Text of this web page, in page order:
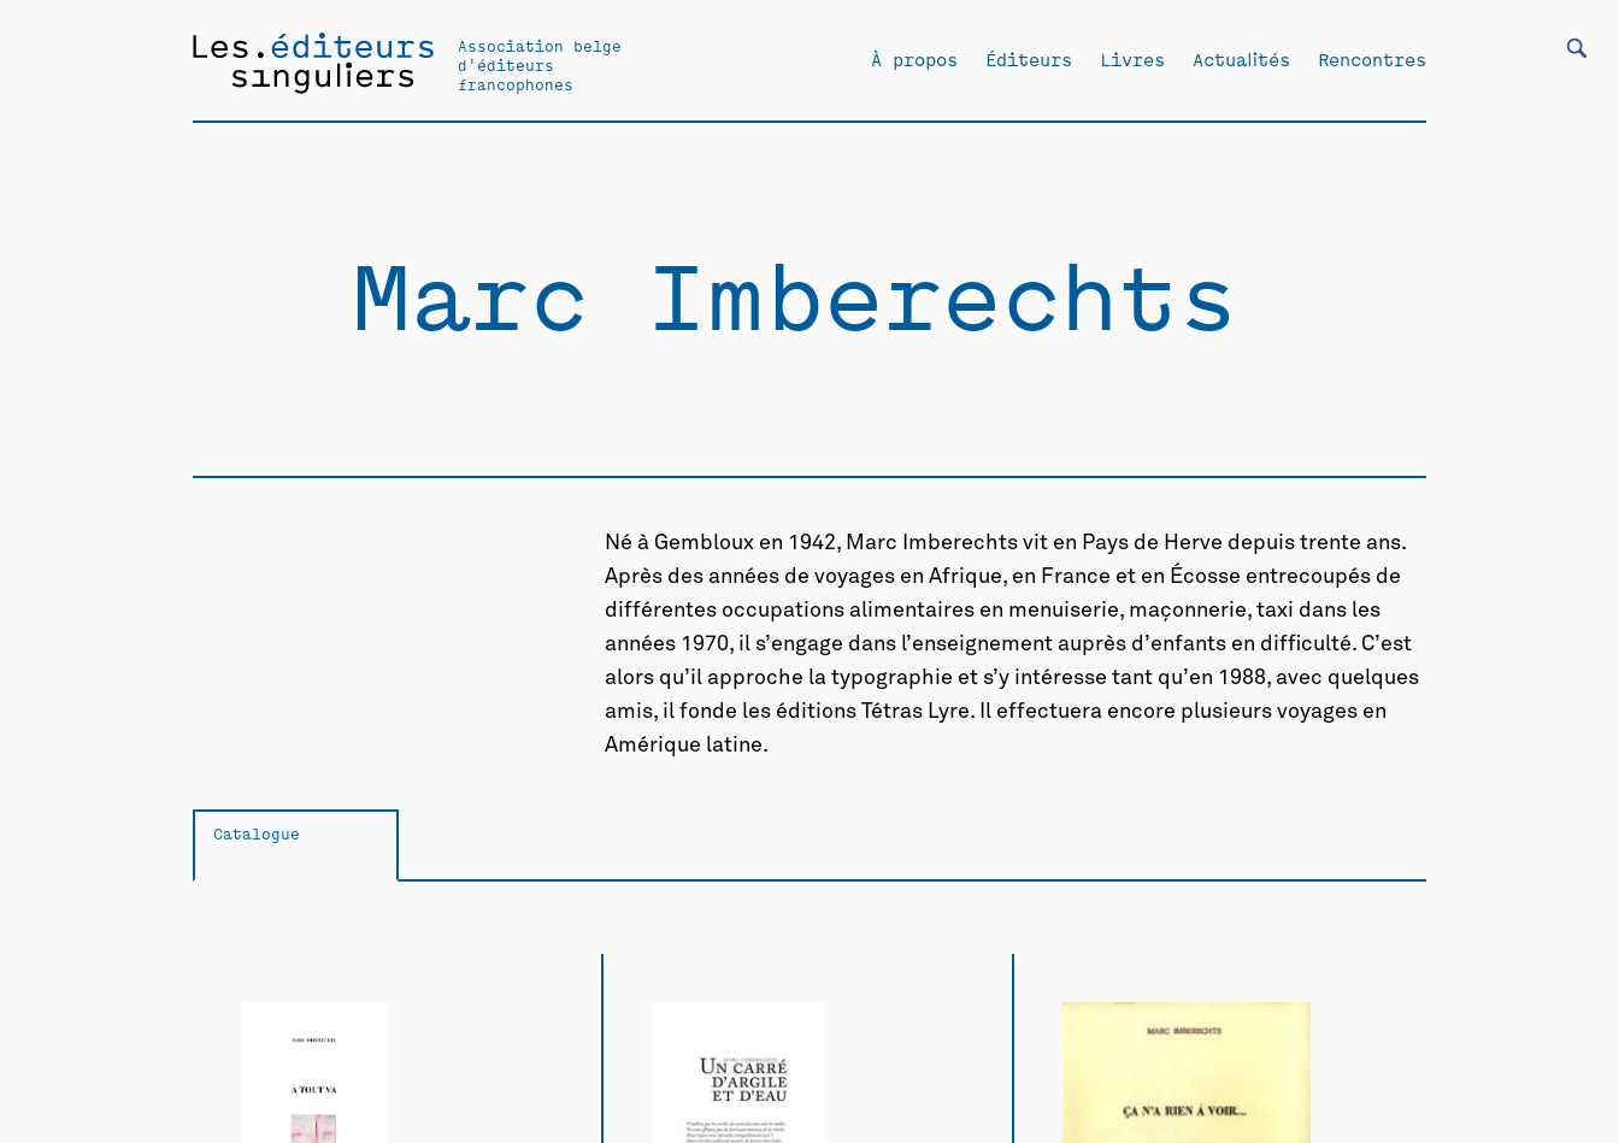
Association belge
d'éditeurs
francophones
À propos Éditeurs Livres Actualités Rencontres
Marc Imberechts
Né à Gembloux en 1942, Marc Imberechts vit en Pays de Herve depuis trente ans.
Après des années de voyages en Afrique, en France et en Écosse entrecoupés de
différentes occupations alimentaires en menuiserie, maçonnerie, taxi dans les
années 1970, il s’engage dans l’enseignement auprès d’enfants en difficulté. C’est
alors qu’il approche la typographie et s’y intéresse tant qu’en 1988, avec quelques
amis, il fonde les éditions Tétras Lyre. Il effectuera encore plusieurs voyages en
Amérique latine.
Catalogue